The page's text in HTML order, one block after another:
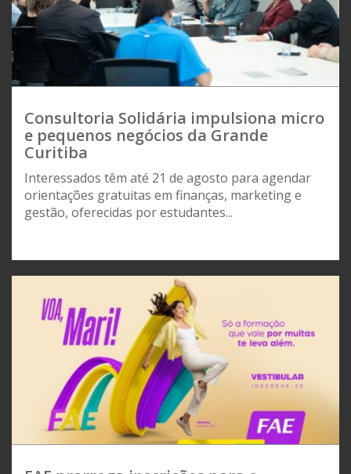
Consultoria Solidária impulsiona micro
e pequenos negócios da Grande
Curitiba
Interessados têm até 21 de agosto para agendar
orientações gratuitas em finanças, marketing e
gestão, oferecidas por estudantes...